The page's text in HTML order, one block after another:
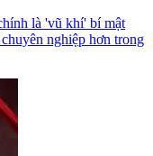
là 'vũ khí' bí mật
nghiệp hơn trong